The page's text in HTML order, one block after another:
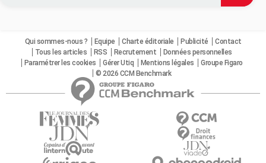
Qui sommes-nous ? Equipe Charte éditoriale Publicité
Contact
Tous les articles
RSS Recrutement
Données personnelles
Paramétrer les cookies
Gérer Utiq Mentions légales
Groupe Figaro
© 2026 CCM Benchmark